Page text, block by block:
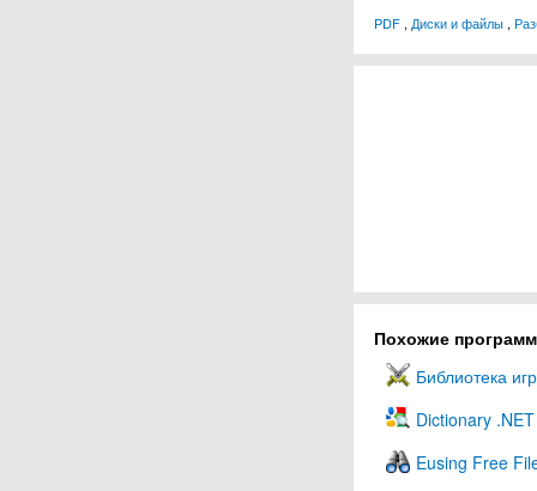
PDF , Диски и файлы ,
Похожие
Библиотека игр
Dictionary .NET
Eusing Free